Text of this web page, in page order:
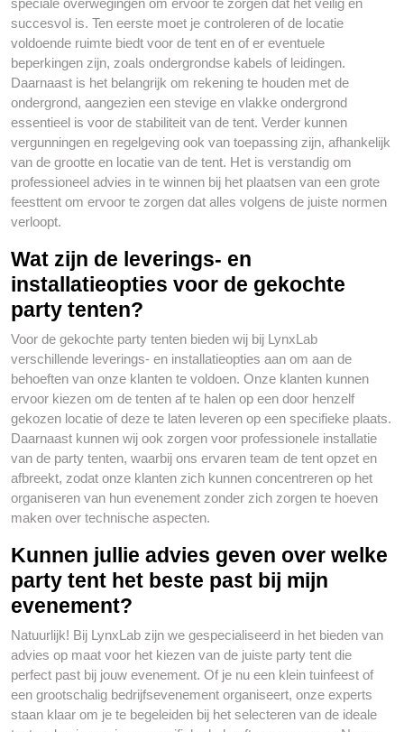
speciale overwegingen om ervoor te zorgen dat het veilig en
succesvol is. Ten eerste moet je controleren of de locatie
voldoende ruimte biedt voor de tent en of er eventuele
beperkingen zijn, zoals ondergrondse kabels of leidingen.
Daarnaast is het belangrijk om rekening te houden met de
ondergrond, aangezien een stevige en vlakke ondergrond
essentieel is voor de stabiliteit van de tent. Verder kunnen
vergunningen en regelgeving ook van toepassing zijn, afhankelijk
van de grootte en locatie van de tent. Het is verstandig om
professioneel advies in te winnen bij het plaatsen van een grote
feesttent om ervoor te zorgen dat alles volgens de juiste normen
verloopt.
Wat zijn de leverings- en
installatieopties voor de gekochte
party tenten?
Voor de gekochte party tenten bieden wij bij LynxLab
verschillende leverings- en installatieopties aan om aan de
behoeften van onze klanten te voldoen. Onze klanten kunnen
ervoor kiezen om de tenten af te halen op een door henzelf
gekozen locatie of deze te laten leveren op een specifieke plaats.
Daarnaast kunnen wij ook zorgen voor professionele installatie
van de party tenten, waarbij ons ervaren team de tent opzet en
afbreekt, zodat onze klanten zich kunnen concentreren op het
organiseren van hun evenement zonder zich zorgen te hoeven
maken over technische aspecten.
Kunnen jullie advies geven over welke
party tent het beste past bij mijn
evenement?
Natuurlijk! Bij LynxLab zijn we gespecialiseerd in het bieden van
advies op maat voor het kiezen van de juiste party tent die
perfect past bij jouw evenement. Of je nu een klein tuinfeest of
een grootschalig bedrijfsevenement organiseert, onze experts
staan klaar om je te begeleiden bij het selecteren van de ideale